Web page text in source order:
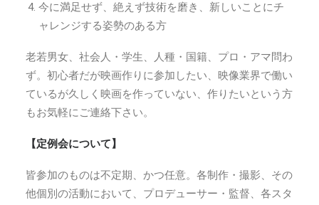
今に満足せず、絶えず技術を磨き、新しいことにチ
ャレンジする姿勢のある方
老若男女、社会人・学生、人種・国籍、プロ・アマ問わ
ず。初心者だが映画作りに参加したい、映像業界で働い
ているが久しく映画を作っていない、作りたいという方
もお気軽にご連絡下さい。
【定例会について】
皆参加のものは不定期、かつ任意。各制作・撮影、その
他個別の活動において、プロデューサー・監督、各スタ